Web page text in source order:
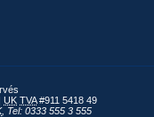
UK TVA#911 5418 49
, Tel: 0333 555 3 555